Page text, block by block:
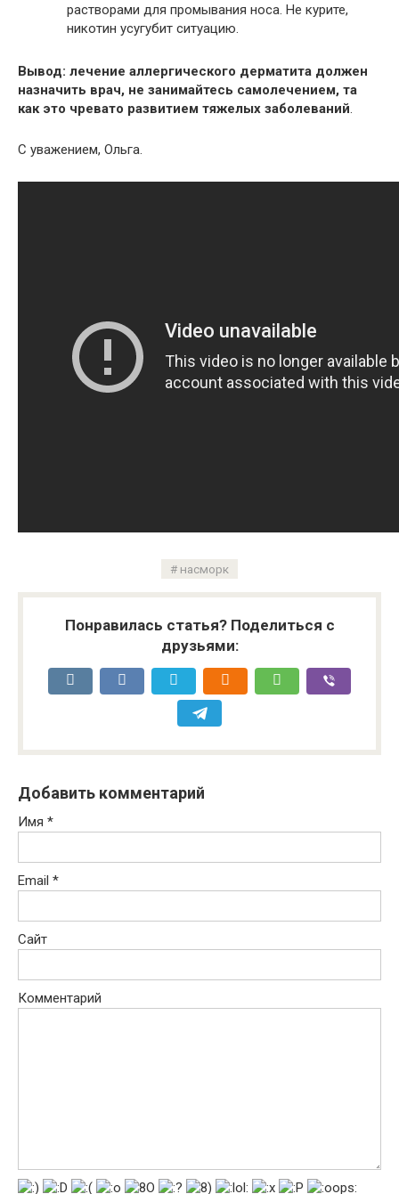
растворами для промывания носа. Не курите,
никотин усугубит ситуацию.
Вывод: лечение аллергического дерматита должен
назначить врач, не занимайтесь самолечением, та
как это чревато развитием тяжелых заболеваний.
С уважением, Ольга.
насморк
Понравилась статья? Поделиться с
друзьями:
Добавить комментарий
Имя *
Email *
Сайт
Комментарий